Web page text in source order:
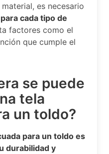
es necesario
cada tipo de
factores como el
que cumple el
se puede
tela
un toldo?
para un toldo es
durabilidad y